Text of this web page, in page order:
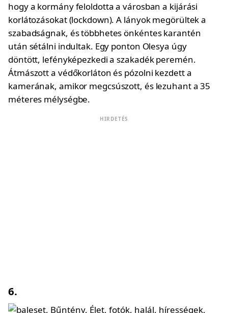
hogy a kormány feloldotta a városban a kijárási
korlátozásokat (lockdown). A lányok megörültek a
szabadságnak, és többhetes önkéntes karantén
után sétálni indultak. Egy ponton Olesya úgy
döntött, lefényképezkedi a szakadék peremén.
Átmászott a védőkorláton és pózolni kezdett a
kamerának, amikor megcsúszott, és lezuhant a 35
méteres mélységbe.
HIRDETÉS
6.